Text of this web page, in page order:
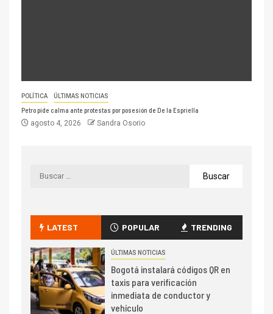
POLÍTICA ÚLTIMAS NOTICIAS
Petro pide calma ante protestas por posesión de De la Espriella
agosto 4, 2026 Sandra Osorio
LATEST POPULAR TRENDING
ÚLTIMAS NOTICIAS
Bogotá instalará códigos QR en
taxis para verificación
inmediata de conductor y
vehículo